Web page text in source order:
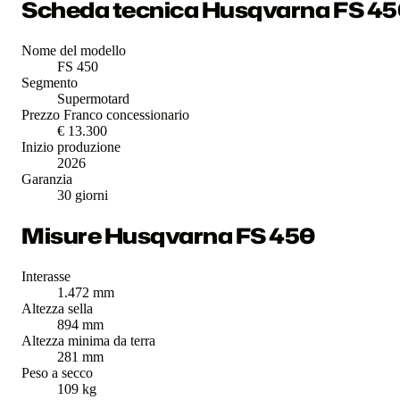
Scheda tecnica Husqvarna FS
Nome del modello
FS 450
Segmento
Supermotard
Prezzo Franco concessionario
€ 13.300
Inizio produzione
2026
Garanzia
30 giorni
Misure Husqvarna FS 450
Interasse
1.472 mm
Altezza sella
894 mm
Altezza minima da terra
281 mm
Peso a secco
109 kg